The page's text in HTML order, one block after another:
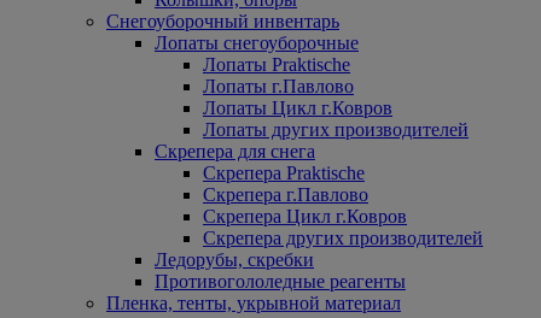
Снегоуборочный инвентарь
Лопаты снегоуборочные
Лопаты Praktische
Лопаты г.Павлово
Лопаты Цикл г.Ковров
Лопаты других производителей
Скрепера для снега
Скрепера Praktische
Скрепера г.Павлово
Скрепера Цикл г.Ковров
Скрепера других производителей
Ледорубы, скребки
Противогололедные реагенты
Пленка, тенты, укрывной материал